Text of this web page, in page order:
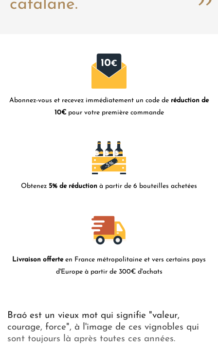
catalane.
Abonnez-vous et recevez immédiatement un code de réduction de
10€ pour votre première commande
Obtenez 5% de réduction à partir de 6 bouteilles achetées
Livraison offerteen France métropolitaine et vers certains pays
d'Europe à partir de 300€ d'achats
Braó est un vieux mot qui signifie "valeur,
courage, force", à l'image de ces vignobles qui
sont toujours là après toutes ces années.